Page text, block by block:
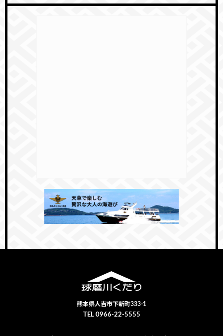
熊本県人吉市下新町333-1
TEL 0966-22-5555